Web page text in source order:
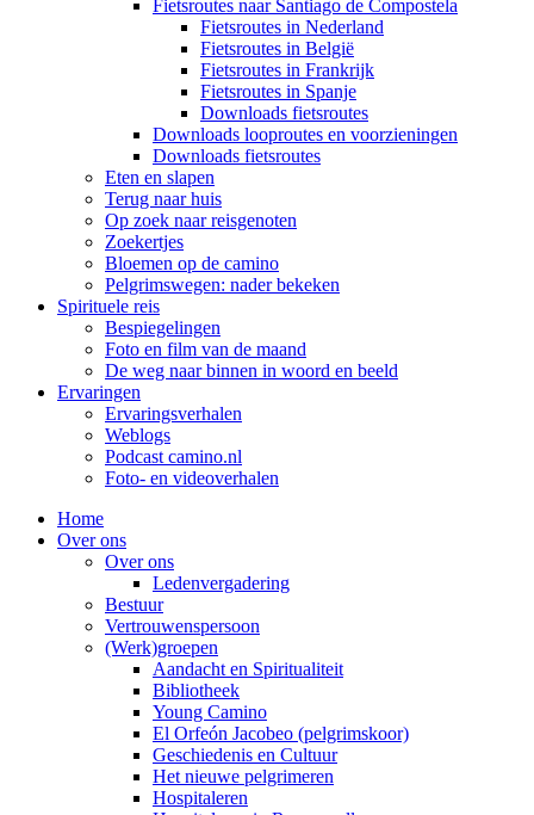
Fietsroutes naar Santiago de Compostela
Fietsroutes in Nederland
Fietsroutes in België
Fietsroutes in Frankrijk
Fietsroutes in Spanje
Downloads fietsroutes
Downloads looproutes en voorzieningen
Downloads fietsroutes
Eten en slapen
Terug naar huis
Op zoek naar reisgenoten
Zoekertjes
Bloemen op de camino
Pelgrimswegen: nader bekeken
Spirituele reis
Bespiegelingen
Foto en film van de maand
De weg naar binnen in woord en beeld
Ervaringen
Ervaringsverhalen
Weblogs
Podcast camino.nl
Foto- en videoverhalen
Home
Over ons
Over ons
Ledenvergadering
Bestuur
Vertrouwenspersoon
(Werk)groepen
Aandacht en Spiritualiteit
Bibliotheek
Young Camino
El Orfeón Jacobeo (pelgrimskoor)
Geschiedenis en Cultuur
Het nieuwe pelgrimeren
Hospitaleren